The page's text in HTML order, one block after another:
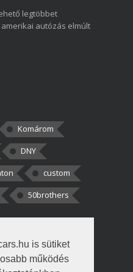
is sütiket
működés
legtöbbet
autózás elmúlt
Komárom
DNY
custom
50brothers
Én csak két
hogy fél autót,